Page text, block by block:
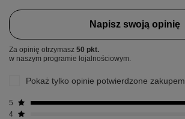
Napisz swoją opinię
Za opinię otrzymasz 50 pkt.
w naszym programie lojalnościowym.
Pokaż tylko opinie potwierdzone zakupem
5
4